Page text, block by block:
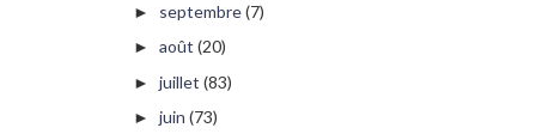
► septembre(7)
► août (20)
► juillet (83)
► juin (73)